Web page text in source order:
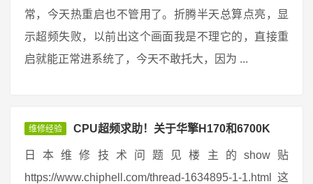
常，今天热重启也不管用了。折腾半天总算点亮，显
示超频失败，以前出这个画面我是不理它的，直接重
启就能正常进系统了，今天不敢托大，因为 ...
维修经验 CPU超频求助！关于华擎H170和6700K
日本维修技术问题见楼主的show贴
https://www.chiphell.com/thread-1634895-1-1.html 这